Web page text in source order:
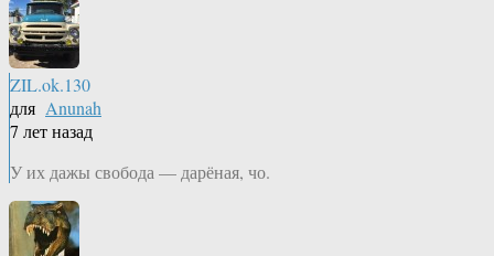
ZIL.ok.130
для Anunah
7 лет назад
У их дажы свобода — дарёная, чо.